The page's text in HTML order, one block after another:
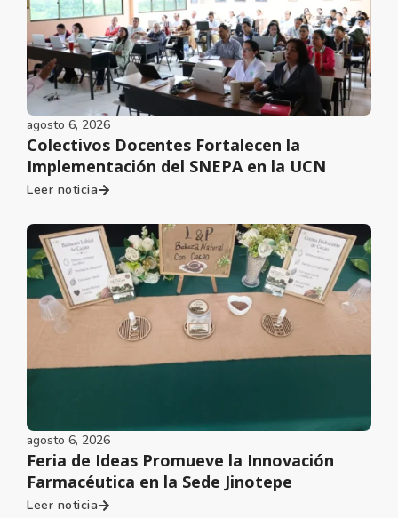
agosto 6, 2026
Colectivos Docentes Fortalecen la
Implementación del SNEPA en la UCN
Leer noticia
agosto 6, 2026
Feria de Ideas Promueve la Innovación
Farmacéutica en la Sede Jinotepe
Leer noticia